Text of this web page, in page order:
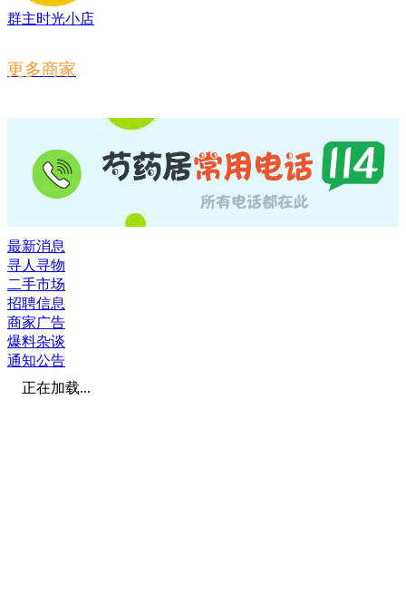
群主时光小店
更多商家
最新消息
寻人寻物
二手市场
招聘信息
商家广告
爆料杂谈
通知公告
正在加载...